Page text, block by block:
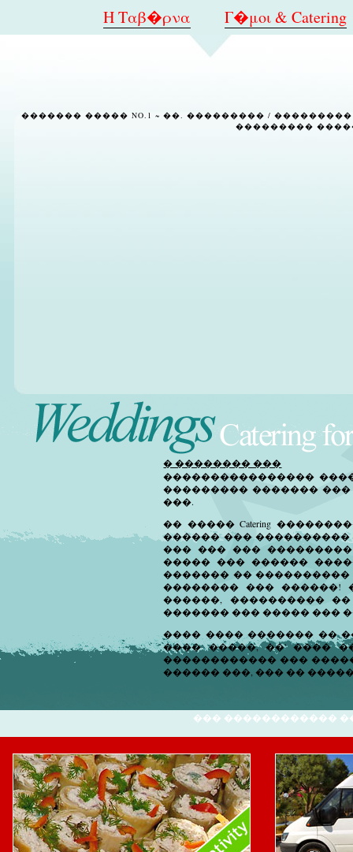
Η Ταβ�ρνα Γ�μοι & Catering
������� ����� NO.1 ~ ��. ��������� / ���������
���������
� �������� ���
����������������
��������� �������
���.
�� ����� Catering
������ ���
��� ��� ���
����� ��� ������
������� ��
�������� ��� ������!
������, ����������
������� ��� ����� ���
���� ���� ������� ��
���� �����, ��' ����
������������ ���
������ ���, ��� ��
��� ������������